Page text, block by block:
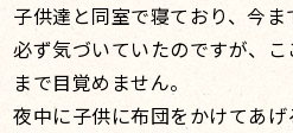
子供達と同室で寝ており、今
必ず気づいていたのですが、
まで目覚めません。
夜中に子供に布団をかけてあ